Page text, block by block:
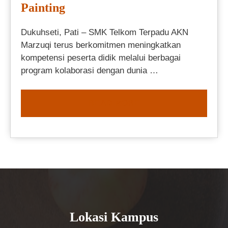
Painting
Dukuhseti, Pati – SMK Telkom Terpadu AKN
Marzuqi terus berkomitmen meningkatkan
kompetensi peserta didik melalui berbagai
program kolaborasi dengan dunia …
Lokasi Kampus